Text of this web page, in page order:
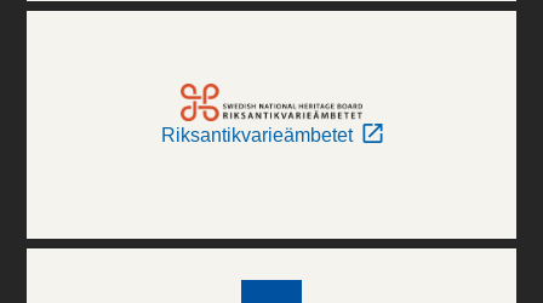
Riksantikvarieämbetet